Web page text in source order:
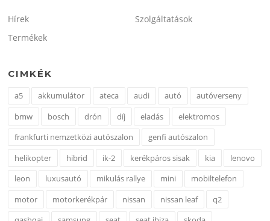
Hírek
Szolgáltatások
Termékek
CIMKÉK
a5 akkumulátor ateca audi autó
autóverseny
bmw
bosch drón díj eladás
elektromos
frankfurti nemzetközi autószalon
genfi autószalon
helikopter
hibrid ik-2 kerékpáros sisak kia
lenovo
leon
luxusautó mikulás rallye mini
mobiltelefon
motor
motorkerékpár nissan nissan leaf
q2